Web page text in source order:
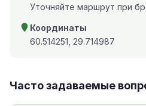
Уточняйте маршрут при
Координаты
60.514251, 29.714987
Часто задаваемые